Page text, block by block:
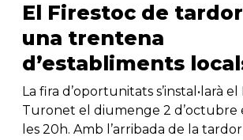
El Firestoc de
una trentena
d’establiments
La fira d’oportunitats s’instal•larà el
Turonet el diumenge 2 d’octubre
les 20h. Amb l’arribada de la